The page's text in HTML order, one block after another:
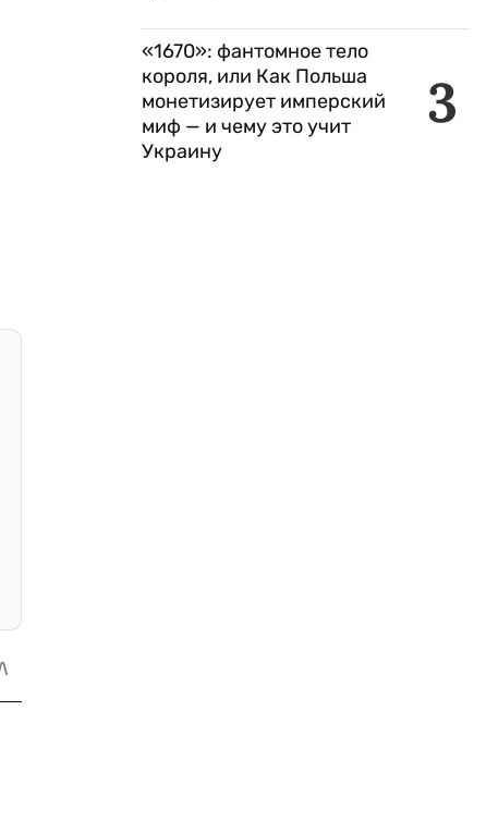
3
«1670»: фантомное тело
короля, или Как Польша
монетизирует имперский
миф — и чему это учит
Украину